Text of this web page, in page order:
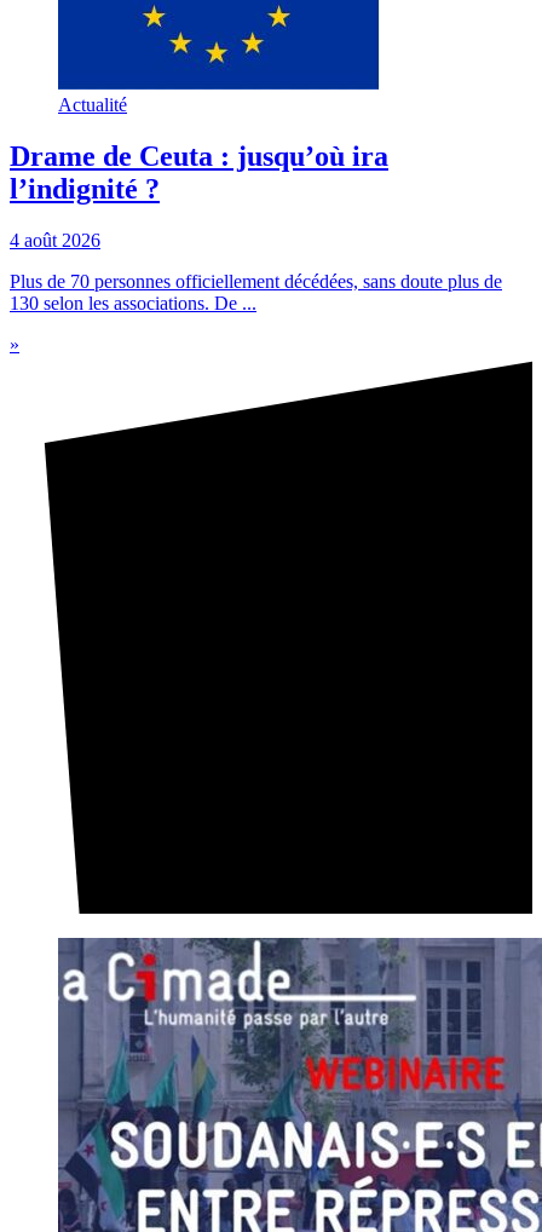
Actualité
Drame de Ceuta : jusqu’où ira
l’indignité ?
4 août 2026
Plus de 70 personnes officiellement décédées, sans doute plus de
130 selon les associations. De ...
»